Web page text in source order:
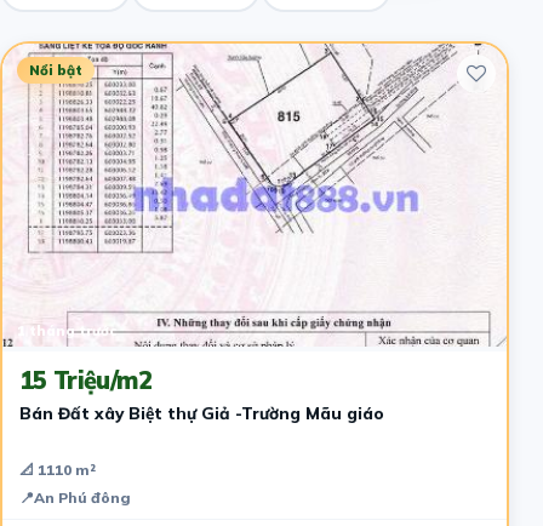
Nổi bật
1 tháng trước
15 Triệu/m2
Bán Đất xây Biệt thự Giả -Trường Mãu giáo
📐 1110 m²
📍An Phú đông